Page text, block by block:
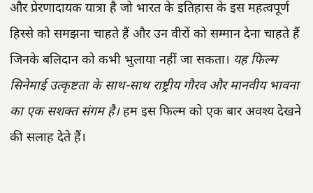
और प्रेरणादायक यात्रा है जो भारत के इतिहास के इस महत्वपूर्ण
हिस्से को समझना चाहते हैं और उन वीरों को सम्मान देना चाहते हैं
जिनके बलिदान को कभी भुलाया नहीं जा सकता। यह फिल्म
सिनेमाई उत्कृष्टता के साथ-साथ राष्ट्रीय गौरव और मानवीय भावना
का एक सशक्त संगम है।हम इस फिल्म को एक बार अवश्य देखने
की सलाह देते हैं।